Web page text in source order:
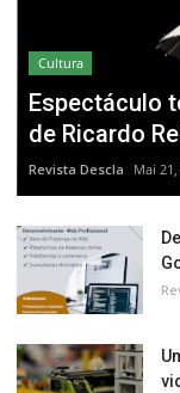
Cultura
Espectáculo
de Ricardo
Revista Descla Mai